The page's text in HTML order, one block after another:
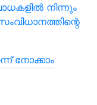
നിന്നും